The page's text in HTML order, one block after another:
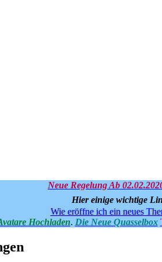
Neue Regelung Ab
Hier einige wichtige
Wie eröffne ich ein neues
Hochladen. Die Neue Quasselbox